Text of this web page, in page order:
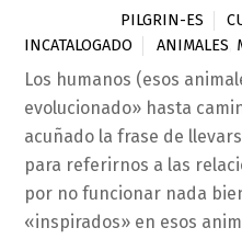
PILGRIN-ES
INCATALOGADO
ANIMALES
Los humanos (esos
evolucionado» hasta
acuñado la frase de
para referirnos a las
por no funcionar nada
«inspirados» en esos